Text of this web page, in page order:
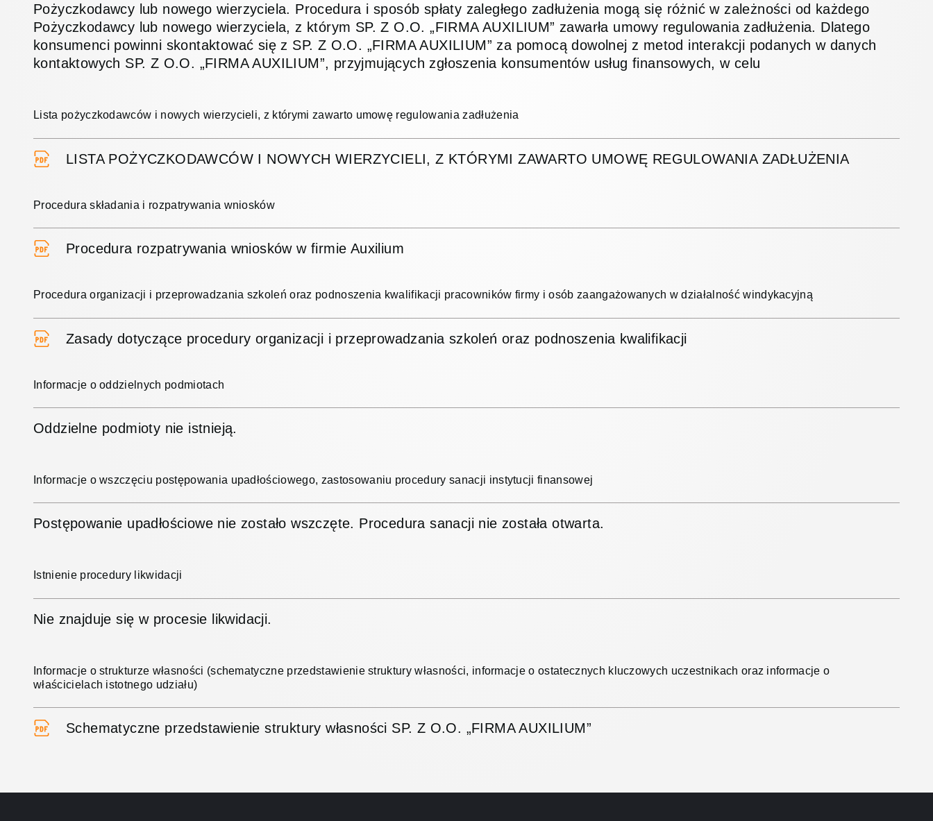
Pożyczkodawcy lub nowego wierzyciela. Procedura i sposób spłaty zaległego zadłużenia mogą się różnić w zależności od każdego
Pożyczkodawcy lub nowego wierzyciela, z którym SP. Z O.O. „FIRMA AUXILIUM” zawarła umowy regulowania zadłużenia. Dlatego
konsumenci powinni skontaktować się z SP. Z O.O. „FIRMA AUXILIUM” za pomocą dowolnej z metod interakcji podanych w danych
kontaktowych SP. Z O.O. „FIRMA AUXILIUM”, przyjmujących zgłoszenia konsumentów usług finansowych, w celu
Lista pożyczkodawców i nowych wierzycieli, z którymi zawarto umowę regulowania zadłużenia
LISTA POŻYCZKODAWCÓW I NOWYCH WIERZYCIELI, Z KTÓRYMI ZAWARTO UMOWĘ REGULOWANIA ZADŁUŻENIA
Procedura składania i rozpatrywania wniosków
Procedura rozpatrywania wniosków w firmie Auxilium
Procedura organizacji i przeprowadzania szkoleń oraz podnoszenia kwalifikacji pracowników firmy i osób zaangażowanych w działalność windykacyjną
Zasady dotyczące procedury organizacji i przeprowadzania szkoleń oraz podnoszenia kwalifikacji
Informacje o oddzielnych podmiotach
Oddzielne podmioty nie istnieją.
Informacje o wszczęciu postępowania upadłościowego, zastosowaniu procedury sanacji instytucji finansowej
Postępowanie upadłościowe nie zostało wszczęte. Procedura sanacji nie została otwarta.
Istnienie procedury likwidacji
Nie znajduje się w procesie likwidacji.
Informacje o strukturze własności (schematyczne przedstawienie struktury własności, informacje o ostatecznych kluczowych uczestnikach oraz informacje o
właścicielach istotnego udziału)
Schematyczne przedstawienie struktury własności SP. Z O.O. „FIRMA AUXILIUM”